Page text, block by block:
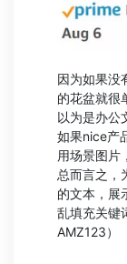
因为如果没
的花盆就很
以为是办公
如果nice产
用场景图片
总而言之，
的文本，展
乱填充关键
AMZ123）